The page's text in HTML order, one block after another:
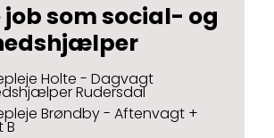
som social- og
Holte - Dagvagt
Rudersdal
Brøndby - Aftenvagt +
B